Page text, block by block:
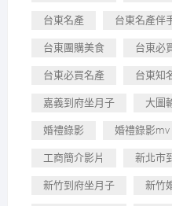
台東名產 台東名產伴
台東團購美食 台東必
台東必買名產 台東知
嘉義到府坐月子 大圖
婚禮錄影 婚禮錄影mv
工商簡介影片 新北市
新竹到府坐月子 新竹